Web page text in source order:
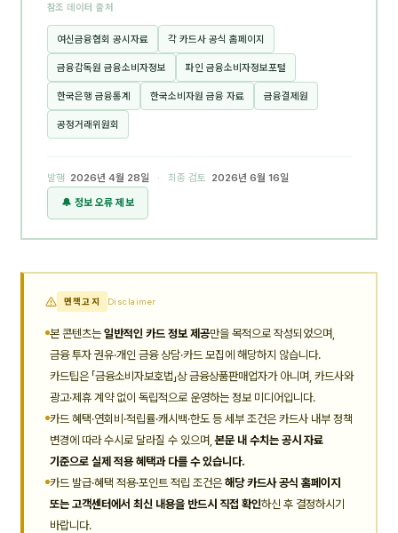
참조 데이터 출처
여신금융협회 공시자료 각 카드사 공식 홈페이지
금융감독원 금융소비자정보 파인 금융소비자정보포털
한국은행 금융통계 한국소비자원 금융 자료 금융결제원
공정거래위원회
발행 2026년 4월 28일 · 최종 검토 2026년 6월 16일
🔔 정보 오류 제보
면책고지 Disclaimer
본 콘텐츠는 일반적인 카드 정보 제공만을 목적으로 작성되었으며,
금융 투자 권유·개인 금융 상담·카드 모집에 해당하지 않습니다.
카드팁은 「금융소비자보호법」상 금융상품판매업자가 아니며, 카드사와
광고·제휴 계약 없이 독립적으로 운영하는 정보 미디어입니다.
카드 혜택·연회비·적립률·캐시백·한도 등 세부 조건은 카드사 내부 정책
변경에 따라 수시로 달라질 수 있으며,본문 내 수치는 공시 자료
기준으로 실제 적용 혜택과 다를 수 있습니다.
카드 발급·혜택 적용·포인트 적립 조건은 해당 카드사 공식 홈페이지
또는 고객센터에서 최신 내용을 반드시 직접 확인하신 후 결정하시기
바랍니다.